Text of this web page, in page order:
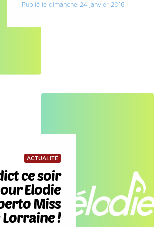
Publié le dimanche 24 janvier 2016
ACTUALITÉ
ce soir
Elodie
Miss
Lorraine !